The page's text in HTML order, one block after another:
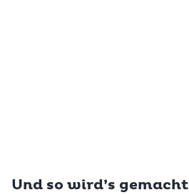
Und so wird’s gemacht